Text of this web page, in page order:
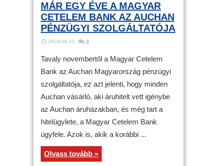
MÁR EGY ÉVE A MAGYAR
CETELEM BANK AZ AUCHAN
PÉNZÜGYI SZOLGÁLTATÓJA
2023-09-22 0
Tavaly novembertől a Magyar Cetelem
Bank az Auchan Magyarország pénzügyi
szolgáltatója, ez azt jelenti, hogy minden
Auchan vásárló, aki áruhitelt vett igénybe
az Auchan áruházakban, és még tart a
hitelügylete, a Magyar Cetelem Bank
ügyfele. Azok is, akik a korábbi ...
Olvass tovább »